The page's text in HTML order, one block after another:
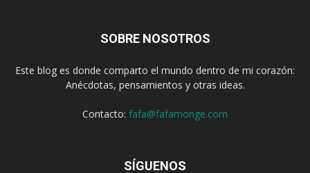
SOBRE NOSOTROS
Este blog es donde comparto el mundo dentro de mi corazón:
Anécdotas, pensamientos y otras ideas.
Contacto: fafa@fafamonge.com
SÍGUENOS